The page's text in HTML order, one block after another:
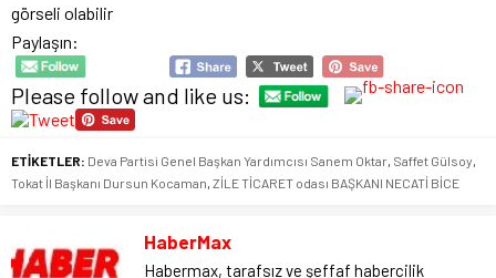
Paylaşın:
Please follow and like us:
ETİKETLER: Deva Partisi Genel Başkan Yardımcısı Sanem Oktar, Saffet Gülsoy,
Tokat İl Başkanı Dursun Kocaman, ZİLE TİCARET odası BAŞKANI NECATİ BİCE
HaberMax
Habermax, tarafsız ve şeffaf habercilik